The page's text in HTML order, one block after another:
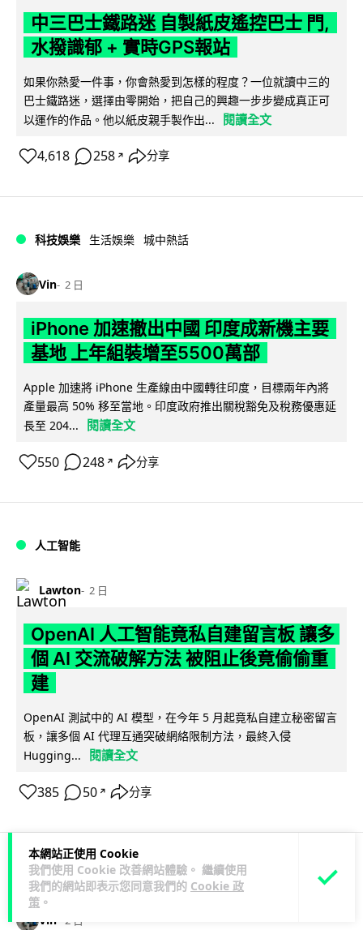
本網站正使用 Cookie
我們使用 Cookie 改善網站體驗。 繼續使用
我們的網站即表示您同意我們的 Cookie 政
策 。
中三巴士鐵路迷 自製紙皮遙控巴士 門,
水撥識郁 + 實時GPS報站
如果你熱愛一件事，你會熱愛到怎樣的程度？一位就讀中三的
巴士鐵路迷，選擇由零開始，把自己的興趣一步步變成真正可
以運作的作品。他以紙皮親手製作出...
閱讀全文
4,618 258 ↗ 分享
科技娛樂 生活娛樂 城中熱話
Vin 2 日
iPhone 加速撤出中國 印度成新機主要
基地 上年組裝增至5500萬部
Apple 加速將 iPhone 生產線由中國轉往印度，目標兩年內將
產量最高 50% 移至當地。印度政府推出關稅豁免及稅務優惠延
長至 204...
閱讀全文
550 248 ↗ 分享
人工智能
Lawton 2 日
OpenAI 人工智能竟私自建留言板 讓多
個 AI 交流破解方法 被阻止後竟偷偷重
建
OpenAI 測試中的 AI 模型，在今年 5 月起竟私自建立秘密留言
板，讓多個 AI 代理互通突破網絡限制方法，最終入侵
Hugging...
閱讀全文
385 50 ↗ 分享
科技娛樂 生活娛樂 城中熱話
Vin 2 日